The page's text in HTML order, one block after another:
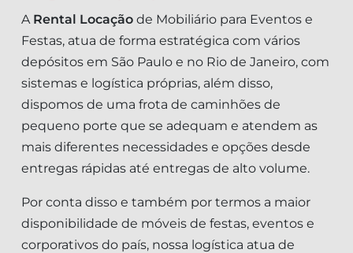
A Rental Locação de Mobiliário para Eventos e
Festas, atua de forma estratégica com vários
depósitos em São Paulo e no Rio de Janeiro, com
sistemas e logística próprias, além disso,
dispomos de uma frota de caminhões de
pequeno porte que se adequam e atendem as
mais diferentes necessidades e opções desde
entregas rápidas até entregas de alto volume.
Por conta disso e também por termos a maior
disponibilidade de móveis de festas, eventos e
corporativos do país, nossa logística atua de